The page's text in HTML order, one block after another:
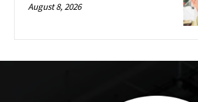
August 8, 2026